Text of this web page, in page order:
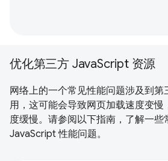
优化第三方 JavaScript 资源
网络上的一个常见性能问题涉及到
用，这可能会导致网页加载速度变慢
度缓慢。请参阅以下指南，了解一些
JavaScript 性能问题。